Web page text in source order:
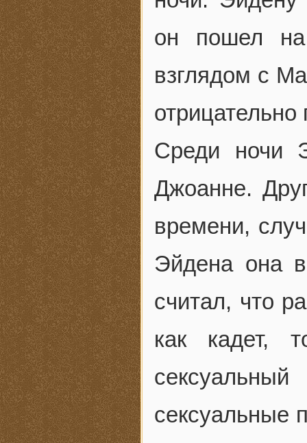
он пошел на
взглядом с
отрицательно
Среди ночи
Джоанне.
времени,
Эйдена она
считал, что
как кадет,
сексуальные